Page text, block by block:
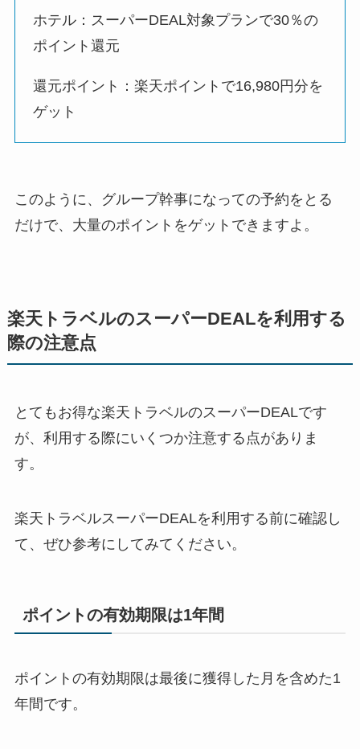
ホテル：スーパーDEAL対象プランで30％の
ポイント還元
還元ポイント：楽天ポイントで16,980円分を
ゲット
このように、グループ幹事になっての予約をとる
だけで、大量のポイントをゲットできますよ。
楽天トラベルのスーパーDEALを利用する
際の注意点
とてもお得な楽天トラベルのスーパーDEALです
が、利用する際にいくつか注意する点がありま
す。
楽天トラベルスーパーDEALを利用する前に確認し
て、ぜひ参考にしてみてください。
ポイントの有効期限は1年間
ポイントの有効期限は最後に獲得した月を含めた1
年間です。